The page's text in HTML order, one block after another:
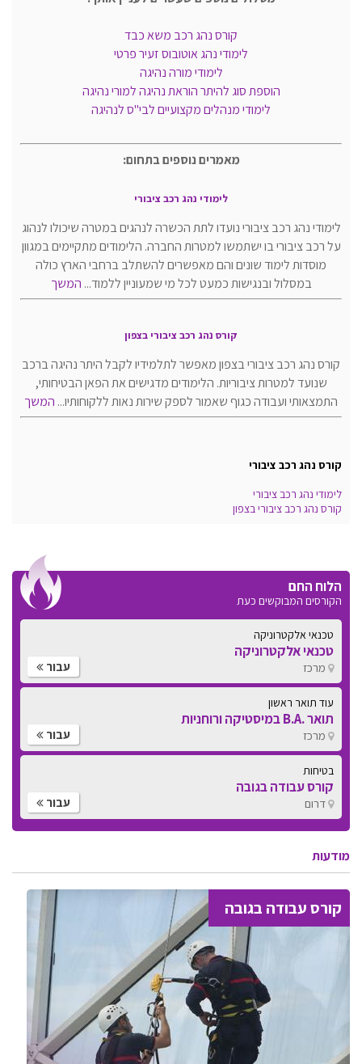
קורס נהג רכב משא כבד
לימודי נהג אוטובוס זעיר פרטי
לימודי מורה נהיגה
הוספת סוג להיתר הוראת נהיגה למורי נהיגה
לימודי מנהלים מקצועיים לבי"ס לנהיגה
מאמרים נוספים בתחום:
לימודי נהג רכב ציבורי
לימודי נהג רכב ציבורי נועדו לתת הכשרה לנהגים במטרה שיכולו לנהוג
על רכב ציבורי בו ישתמשו למטרות החברה. הלימודים מתקיימים במגוון
מוסדות לימוד שונים והם מאפשרים להשתלב ברחבי הארץ כולה
במסלול ובנגישות כמעט לכל מי שמעוניין ללמוד... המשך
קורס נהג רכב ציבורי בצפון
קורס נהג רכב ציבורי בצפון מאפשר לתלמידיו לקבל היתר נהיגה ברכב
שנועד למטרות ציבוריות. הלימודים מדגישים את הפאן הבטיחותי,
התמצאותי ועבודה כגוף שאמור לספק שירות נאות ללקוחותיו... המשך
קורס נהג רכב ציבורי
לימודי נהג רכב ציבורי
קורס נהג רכב ציבורי בצפון
הלוח החם
הקורסים המבוקשים כעת
טכנאי אלקטרוניקה
טכנאי אלקטרוניקה
מרכז עבור
עוד תואר ראשון
תואר .B.A במיסטיקה ורוחניות
מרכז עבור
בטיחות
קורס עבודה בגובה
דרום עבור
מודעות
קורס עבודה בגובה